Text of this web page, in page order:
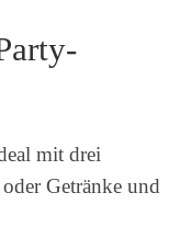
mit drei
Getränke und